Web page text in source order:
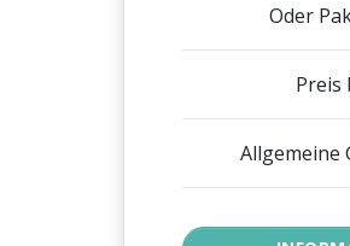
Oder
Preis
Allgemeine